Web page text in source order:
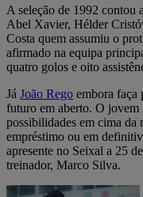
A seleção de 1992 contou
Abel Xavier, Hélder
Costa quem assumiu o
afirmado na equipa
quatro golos e oito
Já João Rego embora faça
futuro em aberto. O jovem
possibilidades em cima da
empréstimo ou em
apresente no Seixal a 25
treinador, Marco Silva.